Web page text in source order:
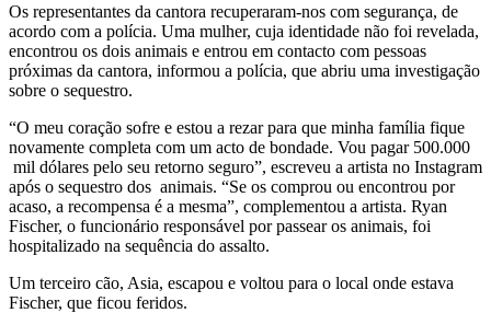
Os representantes da cantora recuperaram-nos com segurança, de
acordo com a polícia. Uma mulher, cuja identidade não foi revelada,
encontrou os dois animais e entrou em contacto com pessoas
próximas da cantora, informou a polícia, que abriu uma investigação
sobre o sequestro.
“O meu coração sofre e estou a rezar para que minha família fique
novamente completa com um acto de bondade. Vou pagar 500.000
mil dólares pelo seu retorno seguro”, escreveu a artista no Instagram
após o sequestro dos animais. “Se os comprou ou encontrou por
acaso, a recompensa é a mesma”, complementou a artista. Ryan
Fischer, o funcionário responsável por passear os animais, foi
hospitalizado na sequência do assalto.
Um terceiro cão, Asia, escapou e voltou para o local onde estava
Fischer, que ficou feridos.